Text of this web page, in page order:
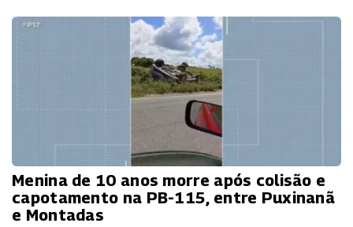
Menina de 10 anos morre após colisão e
capotamento na PB-115, entre Puxinanã
e Montadas